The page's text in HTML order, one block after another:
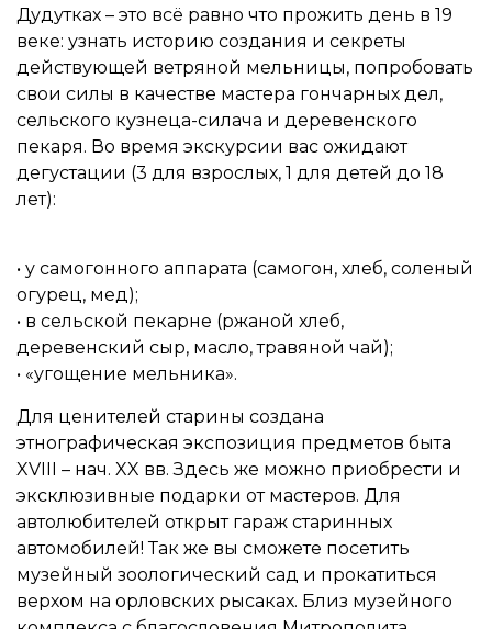
Дудутках – это всё равно что прожить день в 19
веке: узнать историю создания и секреты
действующей ветряной мельницы, попробовать
свои силы в качестве мастера гончарных дел,
сельского кузнеца-силача и деревенского
пекаря. Во время экскурсии вас ожидают
дегустации (3 для взрослых, 1 для детей до 18
лет):
• у самогонного аппарата (самогон, хлеб, соленый
огурец, мед);
• в сельской пекарне (ржаной хлеб,
деревенский сыр, масло, травяной чай);
• «угощение мельника».
Для ценителей старины создана
этнографическая экспозиция предметов быта
XVIII – нач. XX вв. Здесь же можно приобрести и
эксклюзивные подарки от мастеров. Для
автолюбителей открыт гараж старинных
автомобилей! Так же вы сможете посетить
музейный зоологический сад и прокатиться
верхом на орловских рысаках. Близ музейного